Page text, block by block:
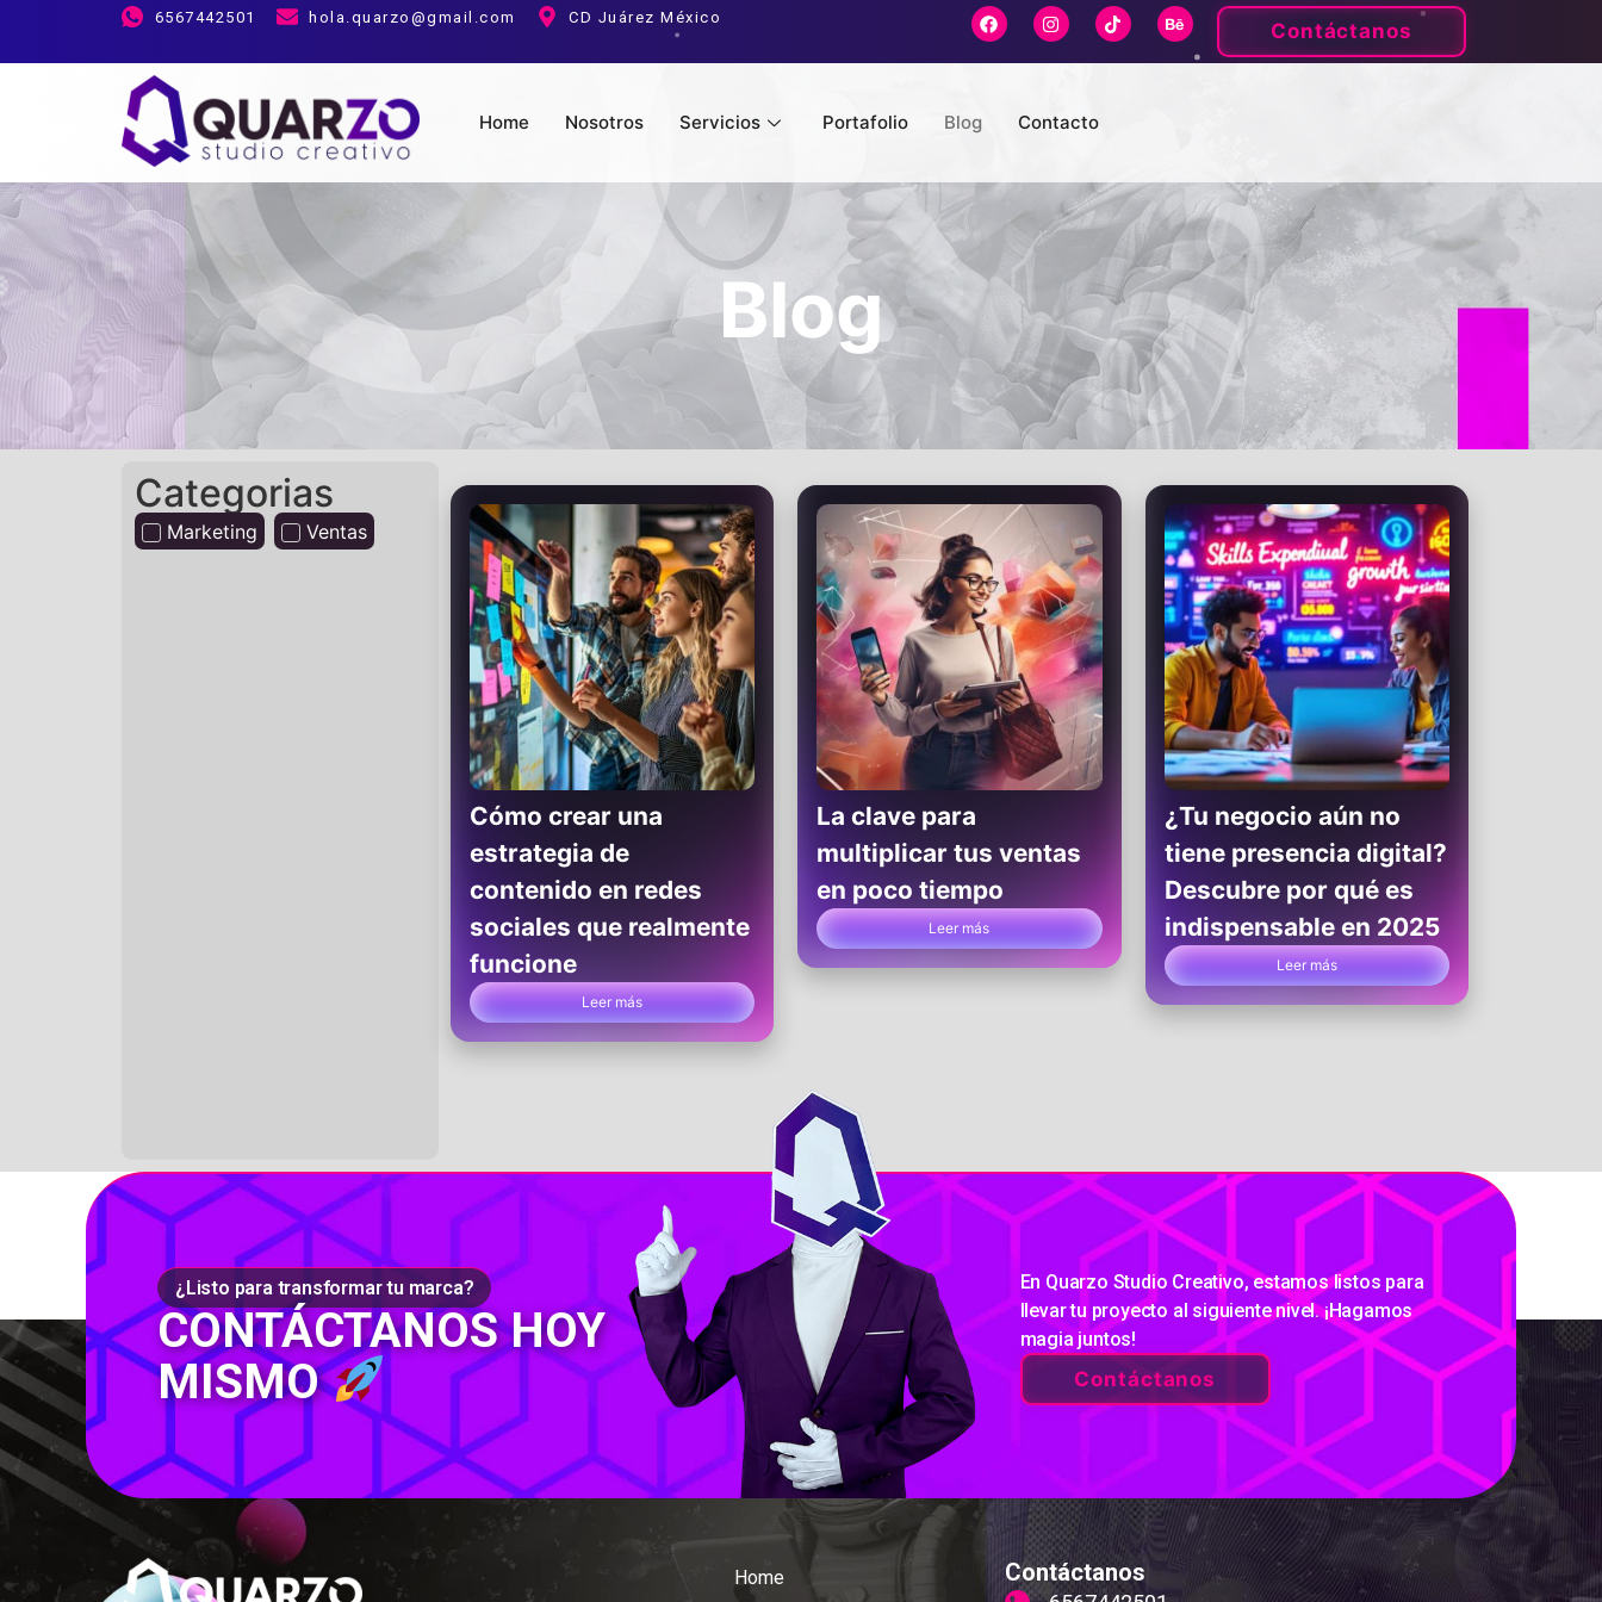
6567442501 hola.quarzo@gmail.com CD Juárez México
Contáctanos
Home Nosotros Servicios Portafolio Blog Contacto
Blog
Blog
Categorias
Marketing Ventas
Cómo crear una
estrategia de
contenido en redes
sociales que realmente
funcione
Leer más
La clave para
multiplicar tus ventas
en poco tiempo
Leer más
¿Tu negocio aún no
tiene presencia digital?
Descubre por qué es
indispensable en 2025
Leer más
¿Listo para transformar tu marca?
CONTÁCTANOS HOY
MISMO
En Quarzo Studio Creativo, estamos listos para
llevar tu proyecto al siguiente nivel. ¡Hagamos
magia juntos!
Contáctanos
Home Contáctanos